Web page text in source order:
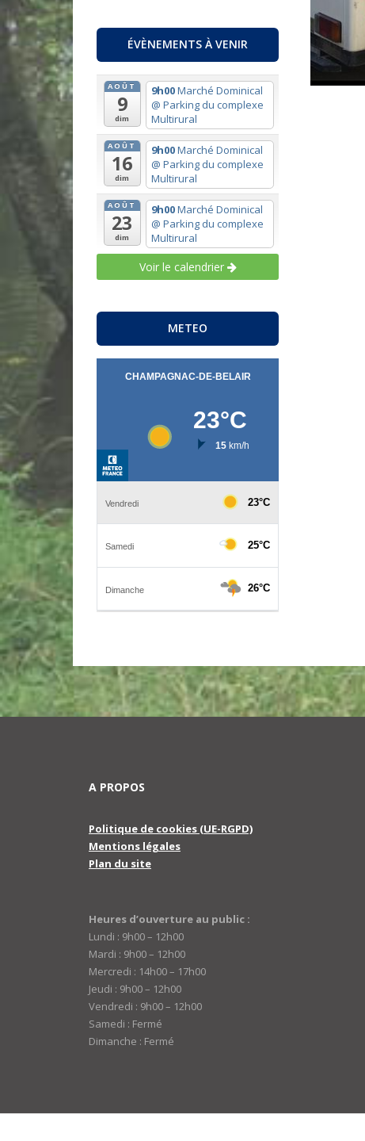
ÉVÈNEMENTS À VENIR
AOÛT
9
dim
9h00Marché Dominical
@ Parking du complexe
Multirural
AOÛT
16
dim
9h00Marché Dominical
@ Parking du complexe
Multirural
AOÛT
23
dim
9h00Marché Dominical
@ Parking du complexe
Multirural
Voir le calendrier
METEO
A PROPOS
Politique de cookies (UE-RGPD)
Mentions légales
Plan du site
Heures d’ouverture au public :
Lundi : 9h00 – 12h00
Mardi : 9h00 – 12h00
Mercredi : 14h00 – 17h00
Jeudi : 9h00 – 12h00
Vendredi : 9h00 – 12h00
Samedi : Fermé
Dimanche : Fermé